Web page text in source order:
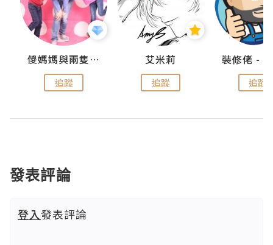
儍媽媽與兩隻小魔怪之家
追蹤
艾米莉
追蹤 追蹤
發表評論
登入發表評論